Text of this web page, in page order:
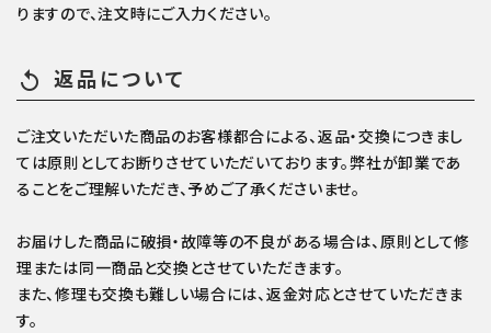
りますので、注文時にご入力ください。
replay 返品について
ご注文いただいた商品のお客様都合による、返品・交換につきまし
ては原則としてお断りさせていただいております。弊社が卸業であ
ることをご理解いただき、予めご了承くださいませ。
お届けした商品に破損・故障等の不良がある場合は、原則として修
理または同一商品と交換とさせていただきます。
また、修理も交換も難しい場合には、返金対応とさせていただきま
す。